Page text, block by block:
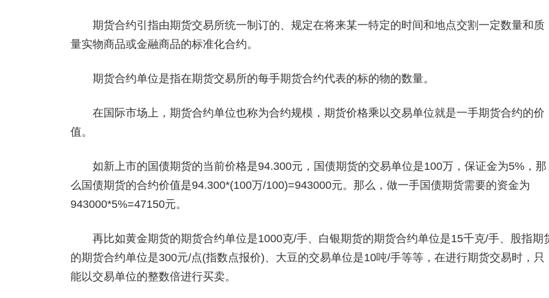
期货合约引指由期货交易所统一制订的、规定在将来某一特定的时间和地点交割一定数量和质
量实物商品或金融商品的标准化合约。
期货合约单位是指在期货交易所的每手期货合约代表的标的物的数量。
在国际市场上，期货合约单位也称为合约规模，期货价格乘以交易单位就是一手期货合约的价
值。
如新上市的国债期货的当前价格是94.300元，国债期货的交易单位是100万，保证金为5%，那
么国债期货的合约价值是94.300*(100万/100)=943000元。那么，做一手国债期货需要的资金为
943000*5%=47150元。
再比如黄金期货的期货合约单位是1000克/手、白银期货的期货合约单位是15千克/手、股指期
的期货合约单位是300元/点(指数点报价)、大豆的交易单位是10吨/手等等，在进行期货交易时，只
能以交易单位的整数倍进行买卖。